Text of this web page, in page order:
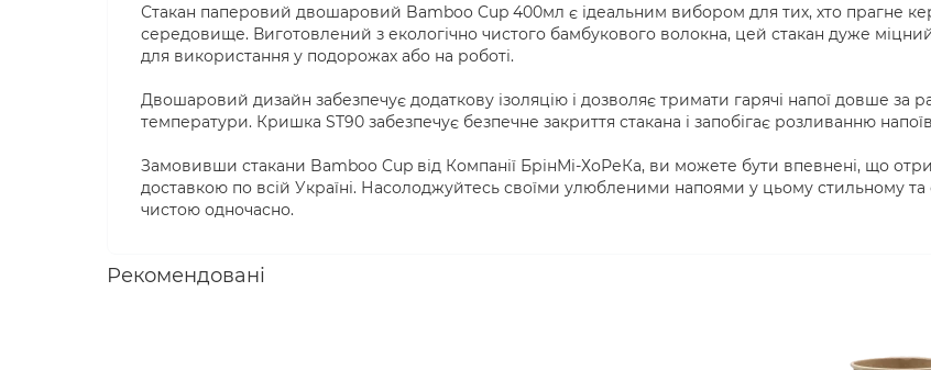
Стакан паперовий двошаровий Bamboo Cup 400мл є ідеальним вибором для тих, хто прагне
середовище. Виготовлений з екологічно чистого бамбукового волокна, цей стакан дуже
для використання у подорожах або на роботі.
Двошаровий дизайн забезпечує додаткову ізоляцію і дозволяє тримати гарячі напої довше за
температури. Кришка ST90 забезпечує безпечне закриття стакана і запобігає розливанню
Замовивши стакани Bamboo Cup від Компанії БрінМі-ХоРеКа, ви можете бути впевнені, що
доставкою по всій Україні. Насолоджуйтесь своїми улюбленими напоями у цьому стильному та
чистою одночасно.
Рекомендовані